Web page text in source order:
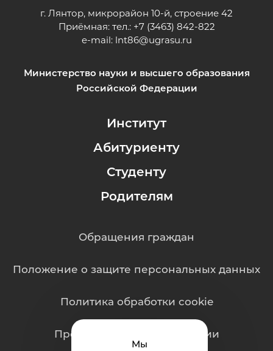
Мы
г. Лянтор, микрорайон 10-й, строение 42
Приёмная: тел.: +7 (3463) 842-822
e-mail: lnt86@ugrasu.ru
Министерство науки и высшего образования
Российской Федерации
Институт
Абитуриенту
Студенту
Родителям
Обращения граждан
Положение о защите персональных данных
Политика обработки cookie
Противодействие коррупции